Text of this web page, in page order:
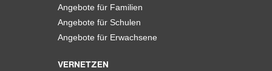
Angebote für Familien
Angebote für Schulen
Angebote für Erwachsene
VERNETZEN